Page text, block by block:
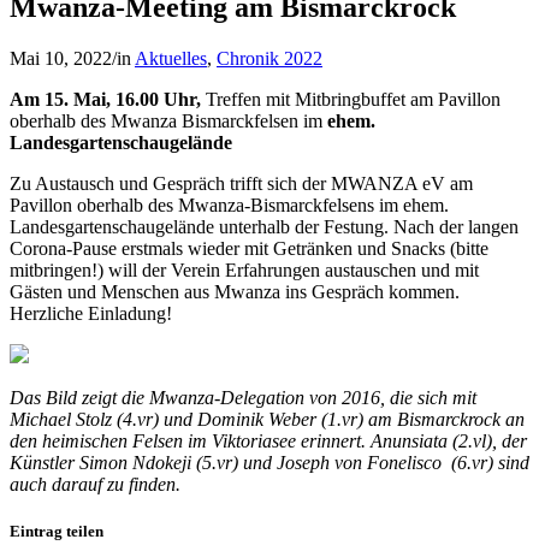
Mwanza-Meeting am Bismarckrock
Mai 10, 2022/in Aktuelles, Chronik 2022
Am 15. Mai, 16.00 Uhr, Treffen mit Mitbringbuffet am Pavillon
oberhalb des Mwanza Bismarckfelsen im ehem.
Landesgartenschaugelände
Zu Austausch und Gespräch trifft sich der MWANZA eV am
Pavillon oberhalb des Mwanza-Bismarckfelsens im ehem.
Landesgartenschaugelände unterhalb der Festung. Nach der langen
Corona-Pause erstmals wieder mit Getränken und Snacks (bitte
mitbringen!) will der Verein Erfahrungen austauschen und mit
Gästen und Menschen aus Mwanza ins Gespräch kommen.
Herzliche Einladung!
Das Bild zeigt die Mwanza-Delegation von 2016, die sich mit
Michael Stolz (4.vr) und Dominik Weber (1.vr) am Bismarckrock an
den heimischen Felsen im Viktoriasee erinnert. Anunsiata (2.vl), der
Künstler Simon Ndokeji (5.vr) und Joseph von Fonelisco (6.vr) sind
auch darauf zu finden.
Eintrag teilen